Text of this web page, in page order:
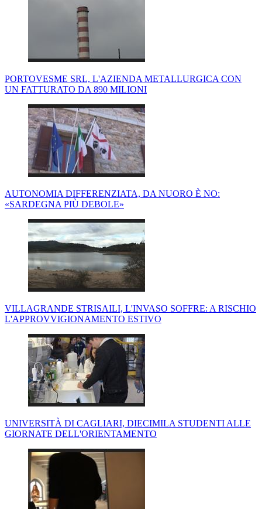
PORTOVESME SRL, L'AZIENDA METALLURGICA CON
UN FATTURATO DA 890 MILIONI
AUTONOMIA DIFFERENZIATA, DA NUORO È NO:
«SARDEGNA PIÙ DEBOLE»
VILLAGRANDE STRISAILI, L'INVASO SOFFRE: A RISCHIO
L'APPROVVIGIONAMENTO ESTIVO
UNIVERSITÀ DI CAGLIARI, DIECIMILA STUDENTI ALLE
GIORNATE DELL'ORIENTAMENTO